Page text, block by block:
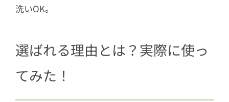
洗いOK。
選ばれる理由とは？実際に使っ
てみた！